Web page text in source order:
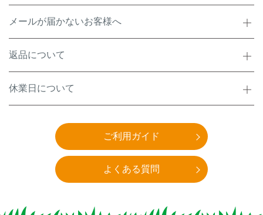
メールが届かないお客様へ
返品について
休業日について
ご利用ガイド
よくある質問